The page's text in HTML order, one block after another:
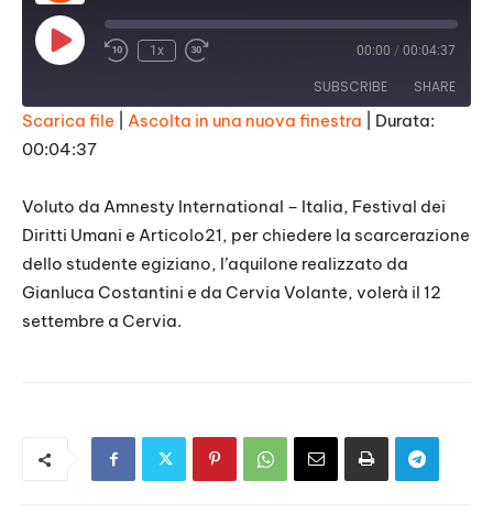
Play
Episode
1x 00:00 / 00:04:37
SUBSCRIBE SHARE
SHARE
LINK
EMBED
Scarica file Ascolta in una nuova finestra
Durata:
00:04:37
Voluto da Amnesty International – Italia, Festival dei
Diritti Umani e Articolo21, per chiedere la scarcerazione
dello studente egiziano, l’aquilone realizzato da
Gianluca Costantini e da Cervia Volante, volerà il 12
settembre a Cervia.